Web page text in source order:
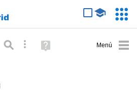
Búsqueda avanzada
Ayuda
(en